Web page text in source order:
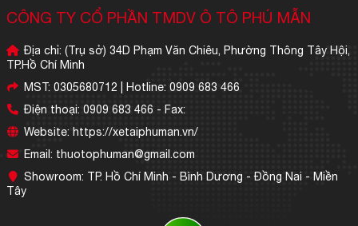
CÔNG TY CỔ PHẦN TMDV Ô TÔ PHÚ MẪN
Địa chỉ: (Trụ sở) 34D Phạm Văn Chiêu, Phường Thông Tây Hội,
TP.Hồ Chí Minh
MST: 0305680712 | Hotline: 0909 683 466
Điện thoại: 0909 683 466 - Fax:
Website: https://xetaiphuman.vn/
Email: thuotophuman@gmail.com
Showroom: TP. Hồ Chí Minh - Bình Dương - Đồng Nai - Miền
Tây